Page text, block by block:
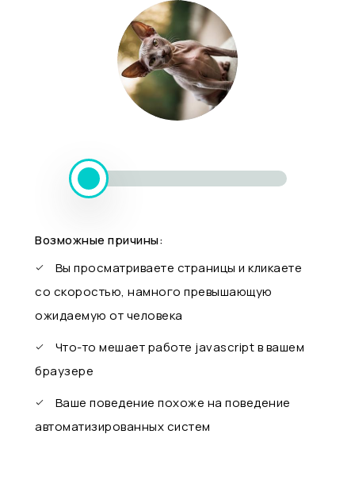
Возможные причины:
Вы просматриваете страницы и кликаете
со скоростью, намного превышающую
ожидаемую от человека
Что-то мешает работе javascript в вашем
браузере
Ваше поведение похоже на поведение
автоматизированных систем